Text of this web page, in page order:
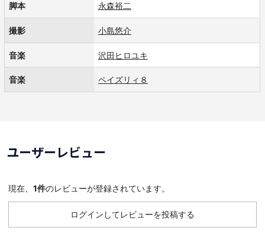
脚本 永森裕二
撮影 小島悠介
音楽 沢田ヒロユキ
音楽 ペイズリィ８
ユーザーレビュー
現在、 1件のレビューが登録されています。
ログインしてレビューを投稿する